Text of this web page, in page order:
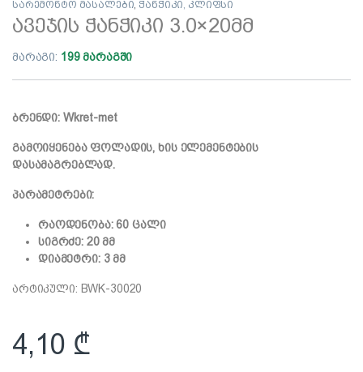
სარემონტო მასალები, ჭანჭიკი, კლიფსი
ავეჯის ჭანჭიკი 3.0×20მმ
მარაგი: 199 მარაგში
ბრენდი: Wkret-met
გამოიყენება ფოლადის, ხის ელემენტების
დასამაგრებლად.
პარამეტრები:
რაოდენობა: 60 ცალი
სიგრძე: 20 მმ
დიამეტრი: 3 მმ
არტიკული: BWK-30020
4,10 ₾